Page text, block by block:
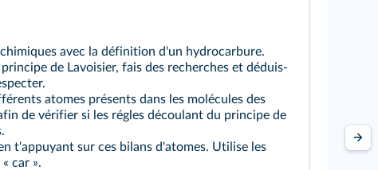
avec la définition d'un hydrocarbure.
de Lavoisier, fais des recherches et déduis-
atomes présents dans les molécules des
de vérifier si les régles découlant du principe de
t'appuyant sur ces bilans d'atomes. Utilise les
car ».